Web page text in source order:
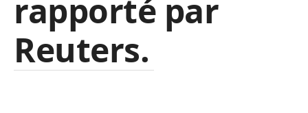
rapporté par
Reuters.